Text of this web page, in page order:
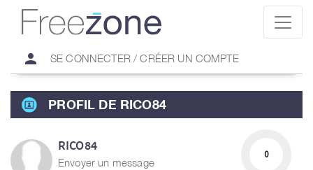
person SE CONNECTER / CRÉER UN COMPTE
PROFIL DE RICO84
RICO84
Envoyer un message
0